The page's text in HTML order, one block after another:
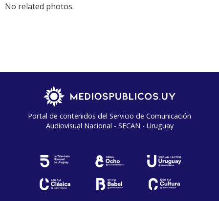
No related photos.
Portal de contenidos del Servicio de Comunicación
Audiovisual Nacional - SECAN - Uruguay